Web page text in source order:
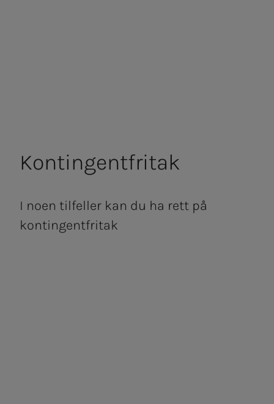
Kon­­­tin­­­gen­t­fri­­­tak
I noen tilfeller kan du ha rett på
kontingentfritak